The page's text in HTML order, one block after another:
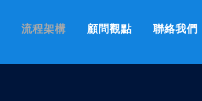
流程架構 顧問觀點 聯絡我們